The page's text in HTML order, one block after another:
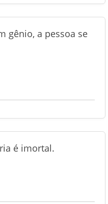
gênio, a pessoa se
é imortal.